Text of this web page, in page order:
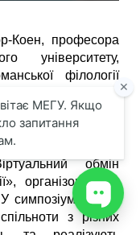
Коен, професора
університету,
філології
and
викладачі
Ірина Будз,
долучилися до
обмін
організованому
симпозіумі взяли
з різних